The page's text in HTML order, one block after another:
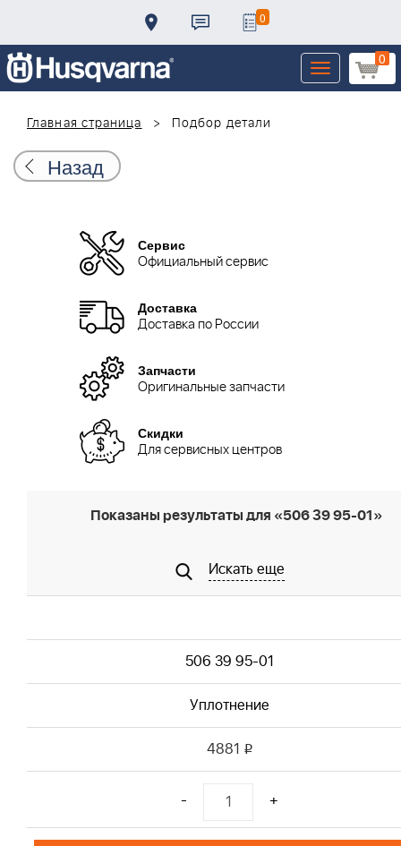
0
0
Toggle
navigation
Главная страница
Подбор детали
Назад
Сервис
Официальный сервис
Доставка
Доставка по России
Запчасти
Оригинальные запчасти
Скидки
Для сервисных центров
Показаны результаты для «506 39 95-01»
Искать еще
506 39 95-01
Уплотнение
4881 i
- +